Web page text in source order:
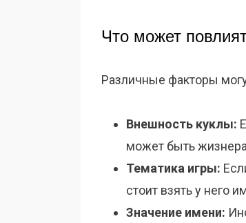
Что может
Различные факторы
Внешность куклы:
может быть
Тематика игры:
стоит взять у него
Значение имени: